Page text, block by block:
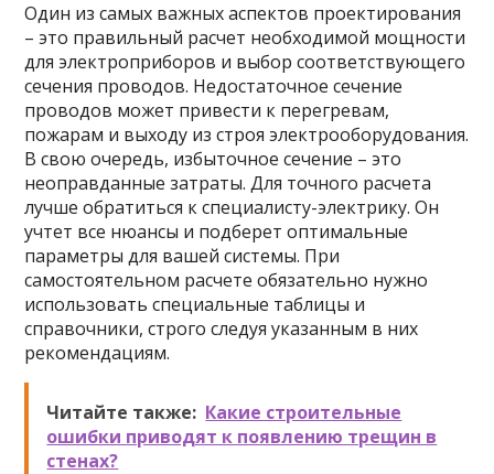
Один из самых важных аспектов проектирования
– это правильный расчет необходимой мощности
для электроприборов и выбор соответствующего
сечения проводов. Недостаточное сечение
проводов может привести к перегревам,
пожарам и выходу из строя электрооборудования.
В свою очередь, избыточное сечение – это
неоправданные затраты. Для точного расчета
лучше обратиться к специалисту-электрику. Он
учтет все нюансы и подберет оптимальные
параметры для вашей системы. При
самостоятельном расчете обязательно нужно
использовать специальные таблицы и
справочники, строго следуя указанным в них
рекомендациям.
Читайте также: Какие строительные
ошибки приводят к появлению трещин в
стенах?